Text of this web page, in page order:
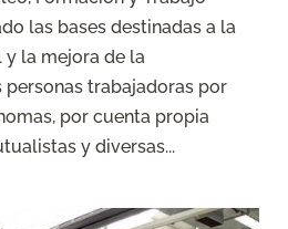
las bases destinadas a la
la mejora de la
trabajadoras por
por cuenta propia
y diversas...